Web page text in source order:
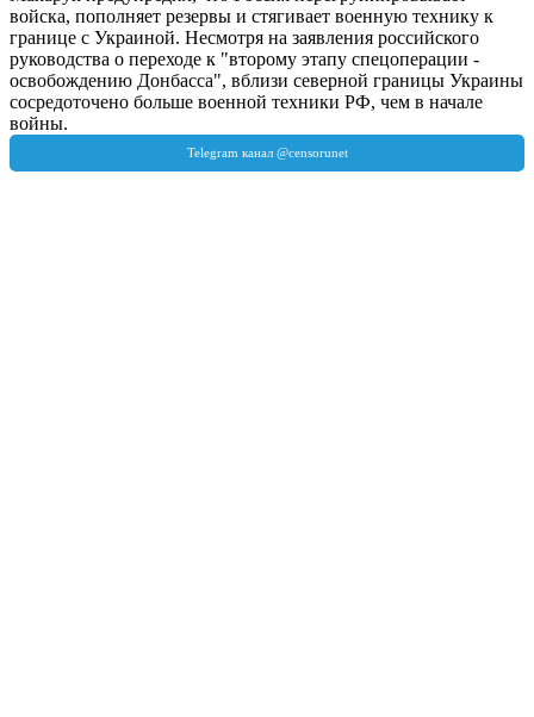
войска, пополняет резервы и стягивает военную технику к
границе с Украиной. Несмотря на заявления российского
руководства о переходе к "второму этапу спецоперации -
освобождению Донбасса", вблизи северной границы Украины
сосредоточено больше военной техники РФ, чем в начале
войны.